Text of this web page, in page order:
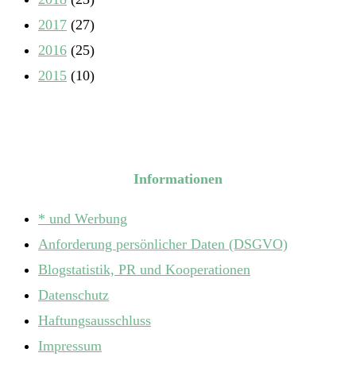
2017 (27)
2016 (25)
2015 (10)
Informationen
* und Werbung
Anforderung persönlicher Daten (DSGVO)
Blogstatistik, PR und Kooperationen
Datenschutz
Haftungsausschluss
Impressum